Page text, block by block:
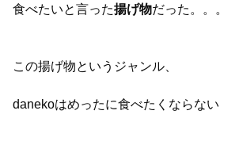
食べたいと言った揚げ物だった。。。
この揚げ物というジャンル、
danekoはめったに食べたくならない